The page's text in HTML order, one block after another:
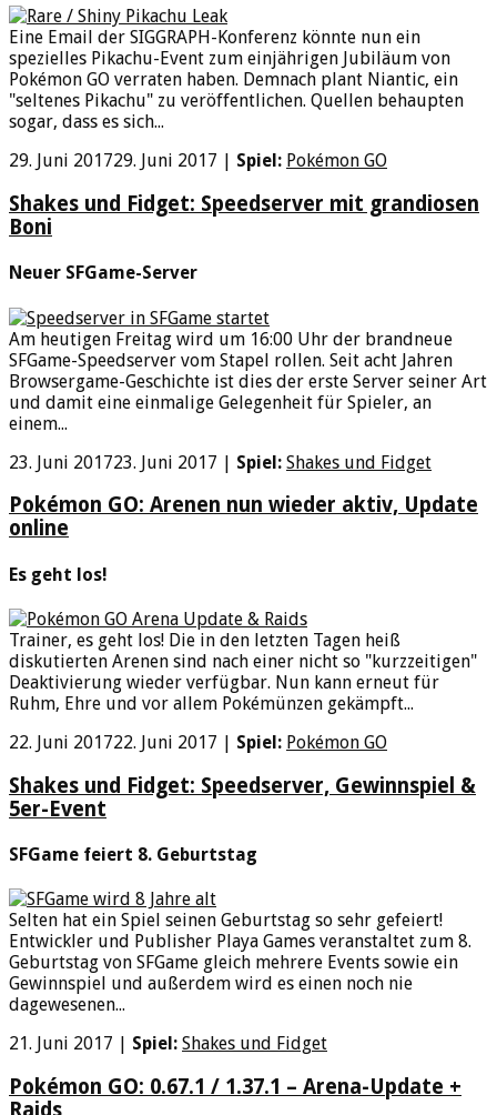
Eine Email der SIGGRAPH-Konferenz könnte nun ein
spezielles Pikachu-Event zum einjährigen Jubiläum von
Pokémon GO verraten haben. Demnach plant Niantic, ein
"seltenes Pikachu" zu veröffentlichen. Quellen behaupten
sogar, dass es sich...
29. Juni 201729. Juni 2017 Spiel: Pokémon GO
Shakes und Fidget: Speedserver mit grandiosen
Boni
Neuer SFGame-Server
Am heutigen Freitag wird um 16:00 Uhr der brandneue
SFGame-Speedserver vom Stapel rollen. Seit acht Jahren
Browsergame-Geschichte ist dies der erste Server seiner Art
und damit eine einmalige Gelegenheit für Spieler, an
einem...
23. Juni 201723. Juni 2017 | Spiel: Shakes und Fidget
Pokémon GO: Arenen nun wieder aktiv, Update
online
Es geht los!
Trainer, es geht los! Die in den letzten Tagen heiß
diskutierten Arenen sind nach einer nicht so "kurzzeitigen"
Deaktivierung wieder verfügbar. Nun kann erneut für
Ruhm, Ehre und vor allem Pokémünzen gekämpft...
22. Juni 201722. Juni 2017 | Spiel: Pokémon GO
Shakes und Fidget: Speedserver, Gewinnspiel &
5er-Event
SFGame feiert 8. Geburtstag
Selten hat ein Spiel seinen Geburtstag so sehr gefeiert!
Entwickler und Publisher Playa Games veranstaltet zum 8.
Geburtstag von SFGame gleich mehrere Events sowie ein
Gewinnspiel und außerdem wird es einen noch nie
dagewesenen...
21. Juni 2017
Spiel: Shakes und Fidget
Pokémon GO: 0.67.1 / 1.37.1 – Arena-Update +
Raids